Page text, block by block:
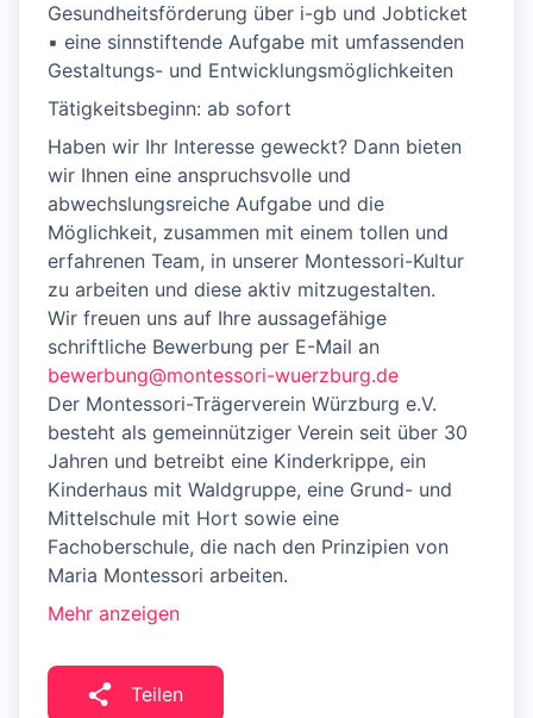
Gesundheitsförderung über i-gb und Jobticket
▪ eine sinnstiftende Aufgabe mit umfassenden
Gestaltungs- und Entwicklungsmöglichkeiten
Tätigkeitsbeginn: ab sofort
Haben wir Ihr Interesse geweckt? Dann bieten
wir Ihnen eine anspruchsvolle und
abwechslungsreiche Aufgabe und die
Möglichkeit, zusammen mit einem tollen und
erfahrenen Team, in unserer Montessori-Kultur
zu arbeiten und diese aktiv mitzugestalten.
Wir freuen uns auf Ihre aussagefähige
schriftliche Bewerbung per E-Mail an
bewerbung@montessori-wuerzburg.de
Der Montessori-Trägerverein Würzburg e.V.
besteht als gemeinnütziger Verein seit über 30
Jahren und betreibt eine Kinderkrippe, ein
Kinderhaus mit Waldgruppe, eine Grund- und
Mittelschule mit Hort sowie eine
Fachoberschule, die nach den Prinzipien von
Maria Montessori arbeiten.
Mehr anzeigen
Teilen